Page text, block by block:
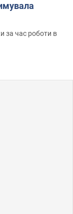
за час роботи в